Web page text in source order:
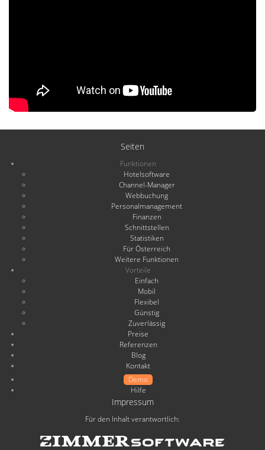
Seiten
Funktionen
Hotelsoftware
Channel-Manager
Webbuchung
Personalmanagement
Finanzen
Schnittstellen
Statistiken
Für Österreich
Weitere Funktionen
Vorteile
Einfach
Mobil
Flexibel
Günstig
Zuverlässig
Preise
Referenzen
Blog
Kontakt
Demo
Hilfe
Impressum
Für den Inhalt verantwortlich: